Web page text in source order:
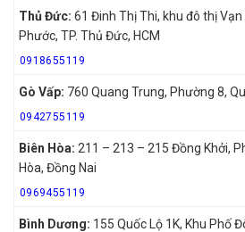
Thủ Đức: 61 Đinh Thị Thi, khu đô thị Vạn
Phước, TP. Thủ Đức, HCM
0918655119
Gò Vấp: 760 Quang Trung, Phường 8,
0942755119
Biên Hòa: 211 – 213 – 215 Đồng Khởi,
Hòa, Đồng Nai
0969455119
Bình Dương: 155 Quốc Lộ 1K, Khu Phố